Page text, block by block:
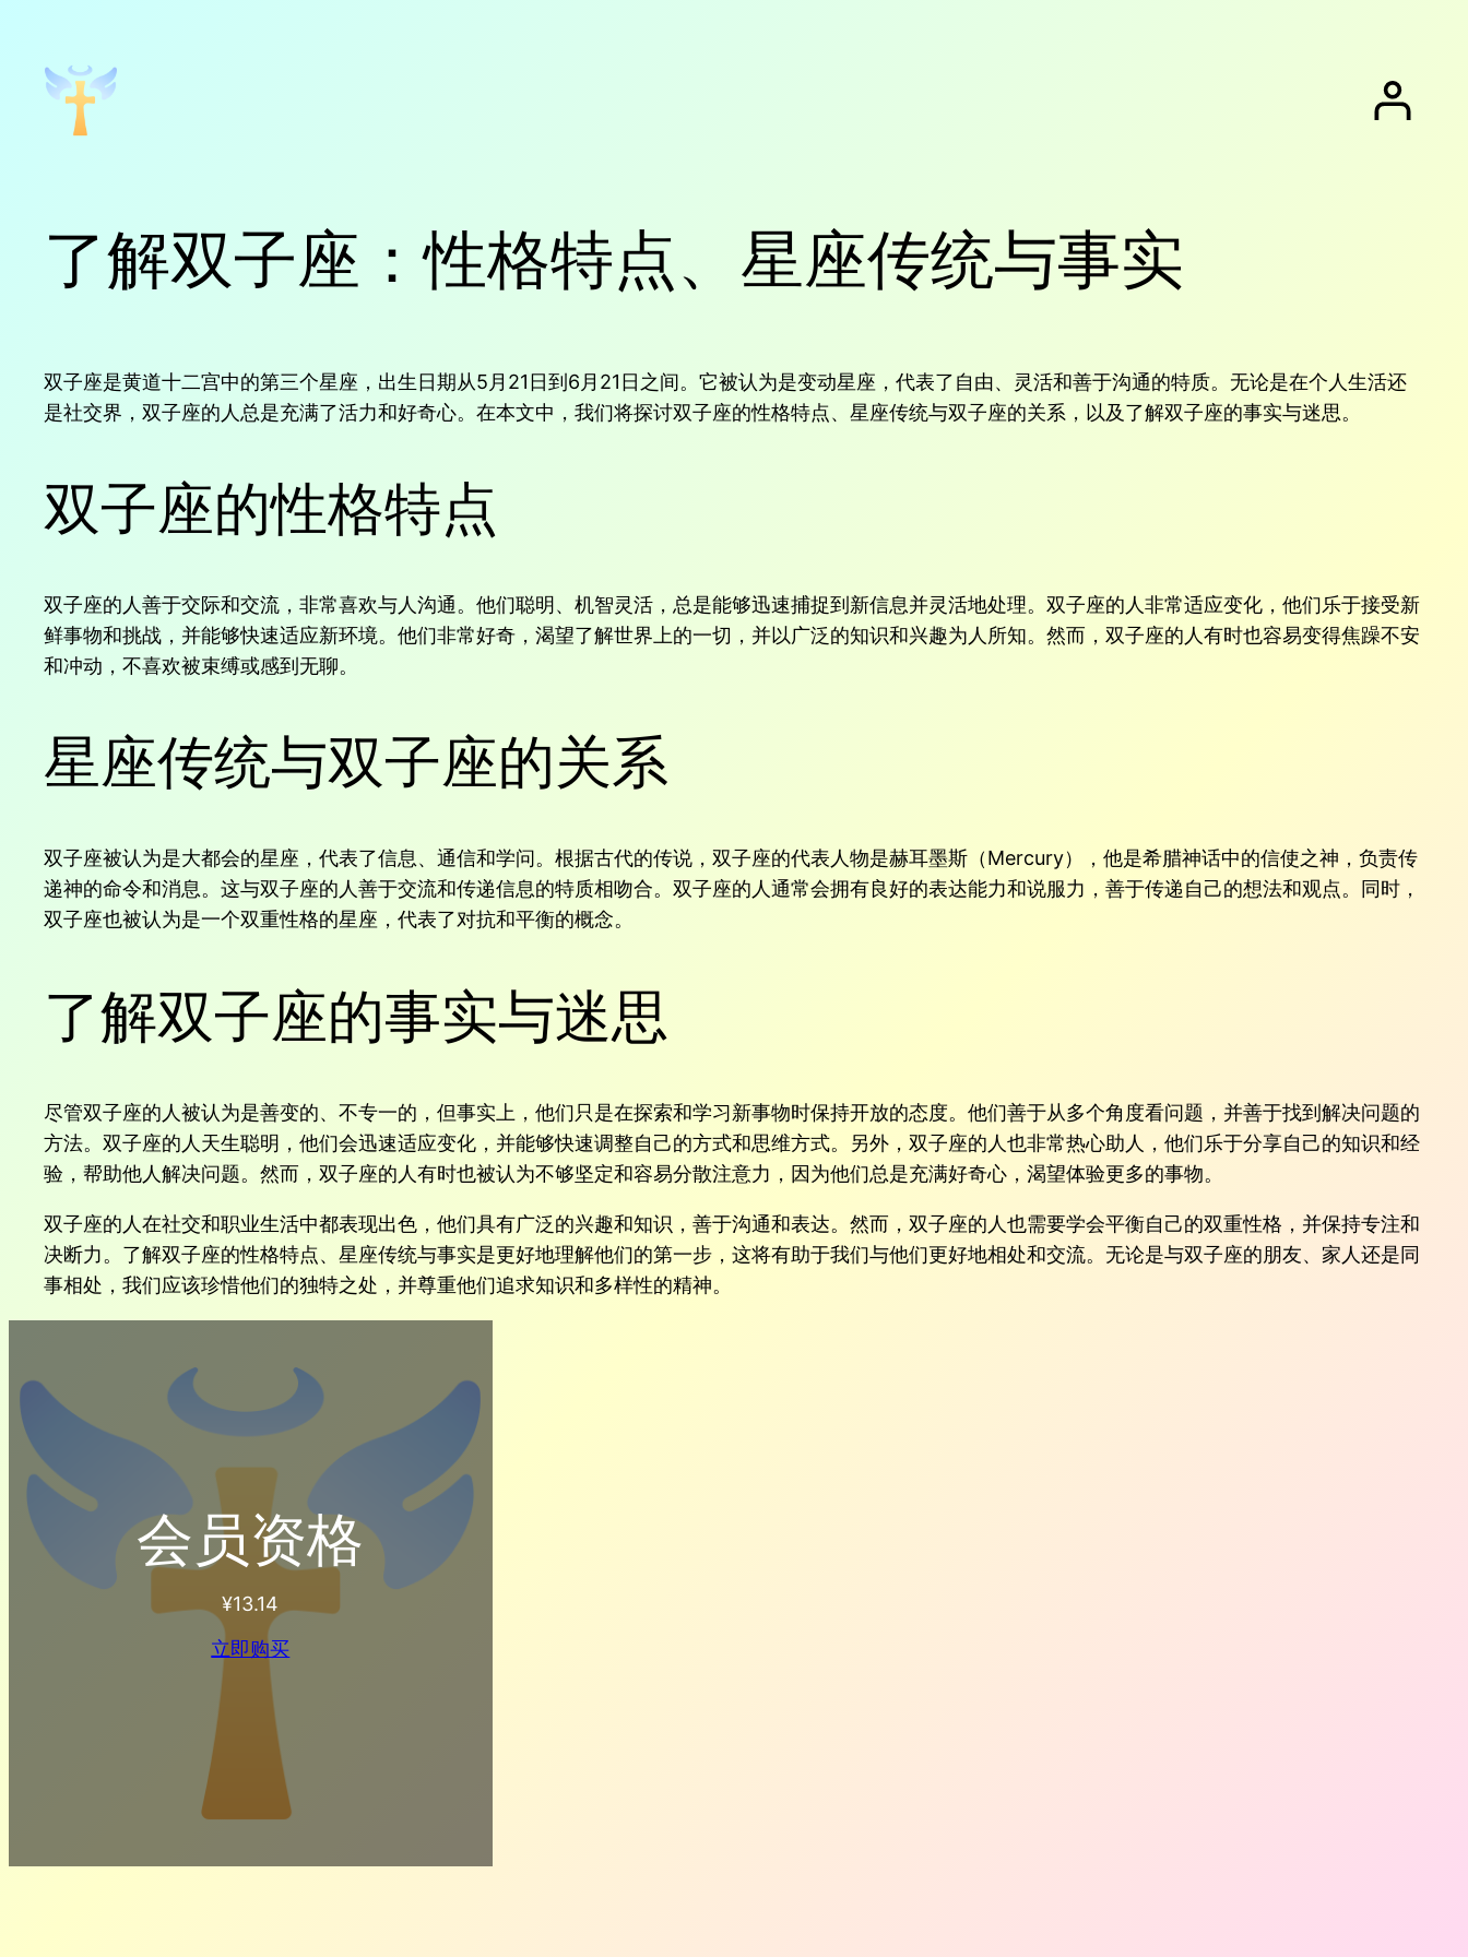
了解双子座：性格特点、星座传统与事实
双子座是黄道十二宫中的第三个星座，出生日期从5月21日到6月21日之间。它被认为是变动星座，代表了自由、灵活和善于沟通的特质。无论是在个人生活还
是社交界，双子座的人总是充满了活力和好奇心。在本文中，我们将探讨双子座的性格特点、星座传统与双子座的关系，以及了解双子座的事实与迷思。
双子座的性格特点
双子座的人善于交际和交流，非常喜欢与人沟通。他们聪明、机智灵活，总是能够迅速捕捉到新信息并灵活地处理。双子座的人非常适应变化，他们乐于接受新
鲜事物和挑战，并能够快速适应新环境。他们非常好奇，渴望了解世界上的一切，并以广泛的知识和兴趣为人所知。然而，双子座的人有时也容易变得焦躁不安
和冲动，不喜欢被束缚或感到无聊。
星座传统与双子座的关系
双子座被认为是大都会的星座，代表了信息、通信和学问。根据古代的传说，双子座的代表人物是赫耳墨斯（Mercury），他是希腊神话中的信使之神，负责传
递神的命令和消息。这与双子座的人善于交流和传递信息的特质相吻合。双子座的人通常会拥有良好的表达能力和说服力，善于传递自己的想法和观点。同时，
双子座也被认为是一个双重性格的星座，代表了对抗和平衡的概念。
了解双子座的事实与迷思
尽管双子座的人被认为是善变的、不专一的，但事实上，他们只是在探索和学习新事物时保持开放的态度。他们善于从多个角度看问题，并善于找到解决问题的
方法。双子座的人天生聪明，他们会迅速适应变化，并能够快速调整自己的方式和思维方式。另外，双子座的人也非常热心助人，他们乐于分享自己的知识和经
验，帮助他人解决问题。然而，双子座的人有时也被认为不够坚定和容易分散注意力，因为他们总是充满好奇心，渴望体验更多的事物。
双子座的人在社交和职业生活中都表现出色，他们具有广泛的兴趣和知识，善于沟通和表达。然而，双子座的人也需要学会平衡自己的双重性格，并保持专注和
决断力。了解双子座的性格特点、星座传统与事实是更好地理解他们的第一步，这将有助于我们与他们更好地相处和交流。无论是与双子座的朋友、家人还是同
事相处，我们应该珍惜他们的独特之处，并尊重他们追求知识和多样性的精神。
会员资格
¥13.14
立即购买